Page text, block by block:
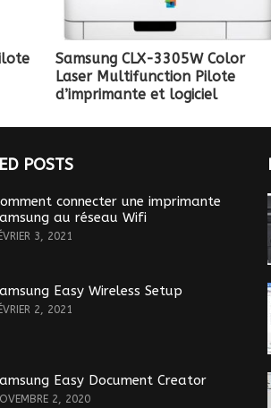
Samsung CLX-3305W Color
Laser Multifunction Pilote
d’imprimante et logiciel
POSTS
connecter une imprimante
au réseau Wifi
3, 2021
Easy Wireless Setup
2, 2021
Easy Document Creator
2, 2020